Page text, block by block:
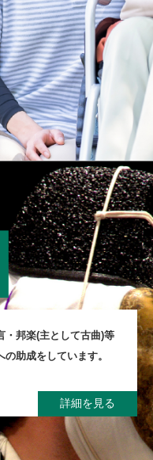
・邦楽(主として古曲)等
助成をしています。
詳細を見る